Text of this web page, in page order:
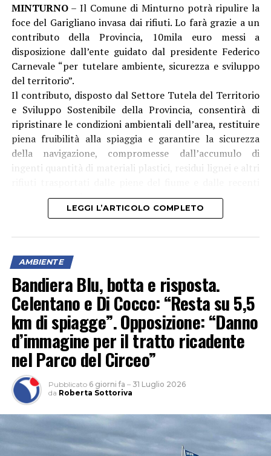
MINTURNO– Il Comune di Minturno potrà ripulire la
foce del Garigliano invasa dai rifiuti. Lo farà grazie a un
contributo della Provincia, 10mila euro messi a
disposizione dall’ente guidato dal presidente Federico
Carnevale “per tutelare ambiente, sicurezza e sviluppo
del territorio”.
Il contributo, disposto dal Settore Tutela del Territorio
e Sviluppo Sostenibile della Provincia, consentirà di
ripristinare le condizioni ambientali dell’area, restituire
piena fruibilità alla spiaggia e garantire la sicurezza
della navigazione, compromesse dall’accumulo di
ingenti quantità di materiali plastici, residui lignei e altri
mareggiate – si legge in una nota.
Era stato il Ministero delle Infrastrutture e dei
evidenziare il problema e non solo per il decoro, ma
anche perché la presenza dei rifiuti ” rappresenta infatti
un potenziale rischio per la sicurezza della navigazione,
con la possibilità che i detriti vengano nuovamente
trascinati in mare dalle mareggiate”.
LEGGI L’ARTICOLO COMPLETO
AMBIENTE
Bandiera Blu, botta e risposta.
Celentano e Di Cocco: “Resta su 5,5
km di spiagge”. Opposizione: “Danno
d’immagine per il tratto ricadente
nel Parco del Circeo”
Pubblicato 6 giorni fa – 31 Luglio 2026
da Roberta Sottoriva